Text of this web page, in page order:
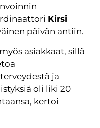
Kirsi
päivän antiin.
asiakkaat, sillä
ja
oli liki 20
kertoi